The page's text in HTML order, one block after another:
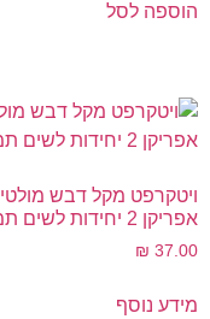
הוספה לסל
ויטקרפט מקל דבש מולטי
אפריקן 2 יחידות לשים תמונה
₪ 37.00
מידע נוסף